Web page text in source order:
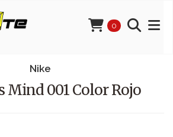
0
Nike
Mind 001 Color Rojo